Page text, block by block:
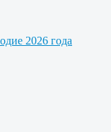
2026 года